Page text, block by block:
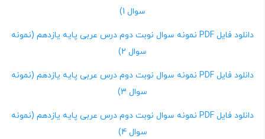
سوال 1)
دانلود فایل PDF نمونه سوال نوبت دوم درس عربی پایه یازدهم (نمونه
سوال 2)
دانلود فایل PDF نمونه سوال نوبت دوم درس عربی پایه یازدهم (نمونه
سوال 3)
دانلود فایل PDF نمونه سوال نوبت دوم درس عربی پایه یازدهم (نمونه
سوال 4)